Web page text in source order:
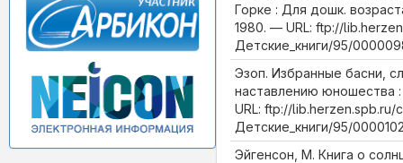
Горке : Для дошк.
1980. — URL: ftp://
Детские_книги/95/
Эзоп. Избранные басни,
наставлению юношества
URL: ftp://lib.herzen.spb.ru/
Детские_книги/95/
Эйгенсон, М. Книга о